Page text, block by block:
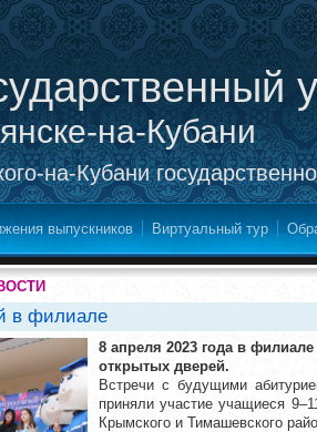
на-Кубани
на-Кубани
выпускников Виртуальный тур
в филиале
8 апреля 2023 года в филиале
открытых дверей.
Встречи с будущими
приняли участие учащиеся
Крымского и Тимашевского